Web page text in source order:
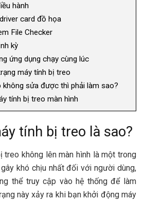
hành
card đồ họa
File Checker
kỳ
ứng dụng chạy cùng lúc
máy tính bị treo
không sửa được thì phải làm sao?
tính bị treo màn hình
tính bị treo là sao?
treo không lên màn hình là một trong
khó chịu nhất đối với người dùng,
thể truy cập vào hệ thống để làm
này xảy ra khi bạn khởi động máy